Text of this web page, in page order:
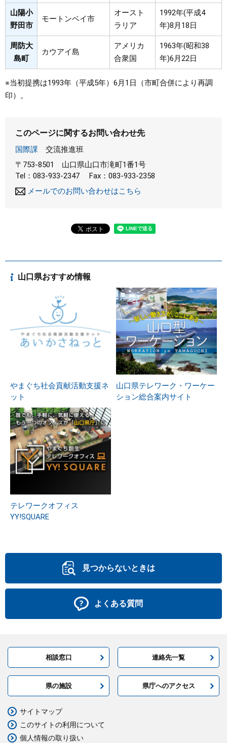
山陽小
野田市
モートンベイ市
オースト
ラリア
1992年(平成4
年)8月18日
周防大
島町
カウアイ島
アメリカ
合衆国
1963年(昭和38
年)6月22日
※当初提携は1993年（平成5年）6月1日（市町合併により再調
印）。
このページに関するお問い合わせ先
国際課
交流推進班
〒753-8501
山口県山口市滝町1番1号
Tel：083-933-2347
Fax：083-933-2358
メールでのお問い合わせはこちら
山口県おすすめ情報
やまぐち社会貢献活動支援ネ
ット
山口県テレワーク・ワーケー
ション総合案内サイト
テレワークオフィス
YY!SQUARE
見つからないときは
よくある質問
相談窓口 連絡先一覧
県の施設 県庁へのアクセス
サイトマップ
このサイトの利用について
個人情報の取り扱い